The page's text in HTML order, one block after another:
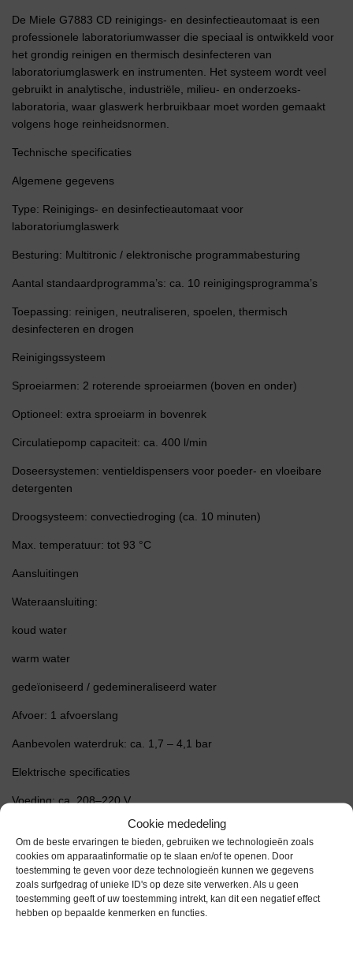
Cookie mededeling
Om de beste ervaringen te bieden, gebruiken we technologieën zoals
cookies om apparaatinformatie op te slaan en/of te openen. Door
toestemming te geven voor deze technologieën kunnen we gegevens
zoals surfgedrag of unieke ID's op deze site verwerken. Als u geen
toestemming geeft of uw toestemming intrekt, kan dit een negatief effect
hebben op bepaalde kenmerken en functies.
De Miele G7883 CD reinigings- en desinfectieautomaat is een
professionele laboratoriumwasser die speciaal is ontwikkeld voor
het grondig reinigen en thermisch desinfecteren van
laboratoriumglaswerk en instrumenten. Het systeem wordt veel
gebruikt in analytische, industriële, milieu- en onderzoeks­
laboratoria, waar glaswerk herbruikbaar moet worden gemaakt
volgens hoge reinheidsnormen.
Technische specificaties
Algemene gegevens
Type: Reinigings- en desinfectieautomaat voor
laboratoriumglaswerk
Besturing: Multitronic / elektronische programmabesturing
Aantal standaardprogramma’s: ca. 10 reinigingsprogramma’s
Toepassing: reinigen, neutraliseren, spoelen, thermisch
desinfecteren en drogen
Reinigingssysteem
Sproeiarmen: 2 roterende sproeiarmen (boven en onder)
Optioneel: extra sproeiarm in bovenrek
Circulatiepomp capaciteit: ca. 400 l/min
Doseersystemen: ventieldispensers voor poeder- en vloeibare
detergenten
Droogsysteem: convectiedroging (ca. 10 minuten)
Max. temperatuur: tot 93 °C
Aansluitingen
Wateraansluiting:
koud water
warm water
gedeïoniseerd / gedemineraliseerd water
Afvoer: 1 afvoerslang
Aanbevolen waterdruk: ca. 1,7 – 4,1 bar
Elektrische specificaties
Voeding: ca. 208–220 V
Vermogen: tot 4,2 – 6,0 kW afhankelijk van configuratie
Constructie
Behuizing: roestvrij staal (RVS)
Wasruimte: RVS met hoge corrosiebestendigheid